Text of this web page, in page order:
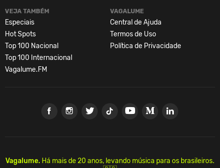
VEJA TAMBÉM
Especiais
Hot Spots
Top 100 Nacional
Top 100 Internacional
Vagalume.FM
VAGALUME
Central de Ajuda
Termos de Uso
Política de Privacidade
Vagalume. Há mais de 20 anos, levando música para os brasileiros.
Utilizamos cookies e tecnologia para aprimorar sua